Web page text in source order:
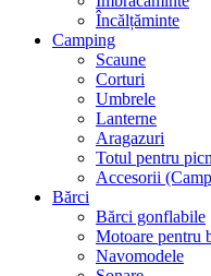
Încălțăminte
Camping
Scaune
Corturi
Umbrele
Lanterne
Aragazuri
Totul pentru
Accesorii
Bărci
Bărci gonflabile
Motoare pentru
Navomodele